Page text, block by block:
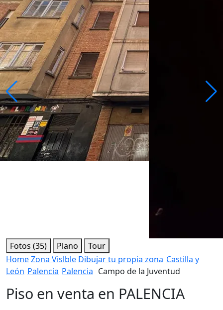
Fotos (35) Plano
Tour
HomeZona Vislble Dibujar tu propia zona Castilla y
León Palencia Palencia Campo de la Juventud
Piso en venta en PALENCIA